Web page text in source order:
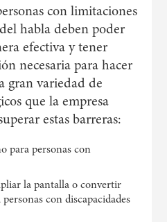
con limitaciones
habla deben poder
efectiva y tener
necesaria para hacer
gran variedad de
que la empresa
estas barreras:
para personas con
la pantalla o convertir
con discapacidades